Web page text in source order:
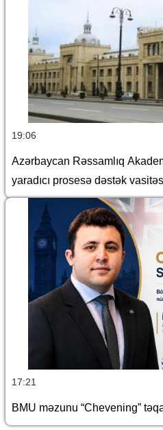
19:06
Azərbaycan Rəssamlıq
yaradıcı prosesə dəstək
17:21
BMU məzunu “Chevening”